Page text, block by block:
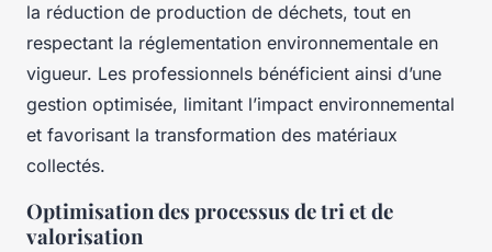
la réduction de production de déchets, tout en
respectant la réglementation environnementale en
vigueur. Les professionnels bénéficient ainsi d’une
gestion optimisée, limitant l’impact environnemental
et favorisant la transformation des matériaux
collectés.
Optimisation des processus de tri et de
valorisation